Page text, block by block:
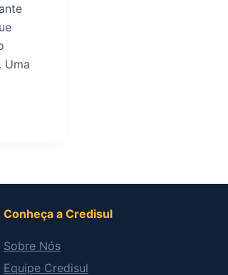
Uma
Conheça a Credisul
Sobre Nós
Equipe Credisul